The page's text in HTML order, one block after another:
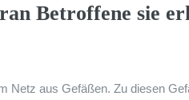
Betroffene sie
Netz aus Gefäßen. Zu diesen